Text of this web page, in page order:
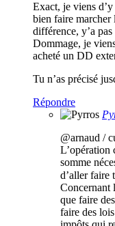
Exact, je viens
bien faire marcher
différence, y’a
Dommage, je
acheté un DD
Tu n’as précisé
Répondre
@arnaud /
L’opération
somme
d’aller faire
Concernant
que faire
faire des lois